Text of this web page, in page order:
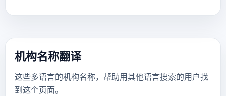
机构名称翻译
这些多语言的机构名称，帮助用其他语言搜索的用户找
到这个页面。